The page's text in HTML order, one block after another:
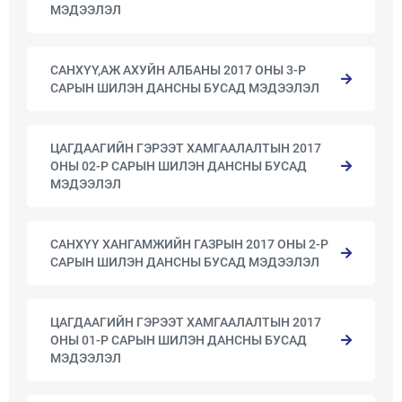
МЭДЭЭЛЭЛ
САНХҮҮ,АЖ АХУЙН АЛБАНЫ 2017 ОНЫ 3-Р
САРЫН ШИЛЭН ДАНСНЫ БУСАД МЭДЭЭЛЭЛ
ЦАГДААГИЙН ГЭРЭЭТ ХАМГААЛАЛТЫН 2017
ОНЫ 02-Р САРЫН ШИЛЭН ДАНСНЫ БУСАД
МЭДЭЭЛЭЛ
САНХҮҮ ХАНГАМЖИЙН ГАЗРЫН 2017 ОНЫ 2-Р
САРЫН ШИЛЭН ДАНСНЫ БУСАД МЭДЭЭЛЭЛ
ЦАГДААГИЙН ГЭРЭЭТ ХАМГААЛАЛТЫН 2017
ОНЫ 01-Р САРЫН ШИЛЭН ДАНСНЫ БУСАД
МЭДЭЭЛЭЛ